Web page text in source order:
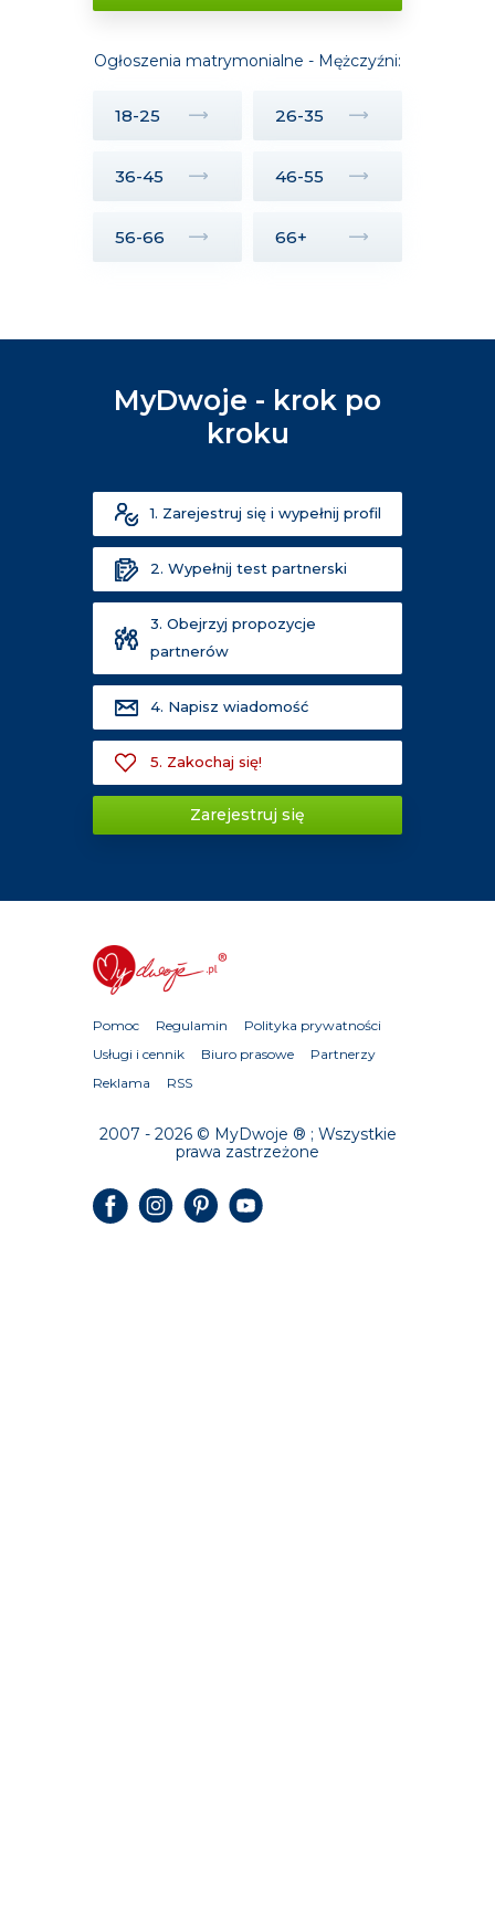
Ogłoszenia matrymonialne - Mężczyźni:
18-25 26-35
36-45 46-55
56-66 66+
MyDwoje - krok po
kroku
1. Zarejestruj się i wypełnij profil
2. Wypełnij test partnerski
3. Obejrzyj propozycje
partnerów
4. Napisz wiadomość
5. Zakochaj się!
Zarejestruj się
Pomoc Regulamin
Polityka prywatności
Usługi i cennik
Biuro prasowe
Partnerzy
Reklama
RSS
2007 - 2026 © MyDwoje ® ; Wszystkie
prawa zastrzeżone